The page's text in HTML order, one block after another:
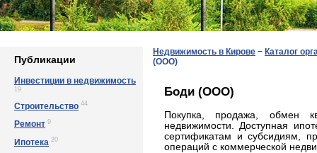
Публикации
Инвестиции в недвижимость
19
Строительство 44
Ремонт 9
Ипотека 20
Недвижимость в Кирове − Каталог
(ООО)
Боди (ООО)
Покупка, продажа, обмен
недвижимости. Доступная
сертификатам и субсидиям,
операций с коммерческой